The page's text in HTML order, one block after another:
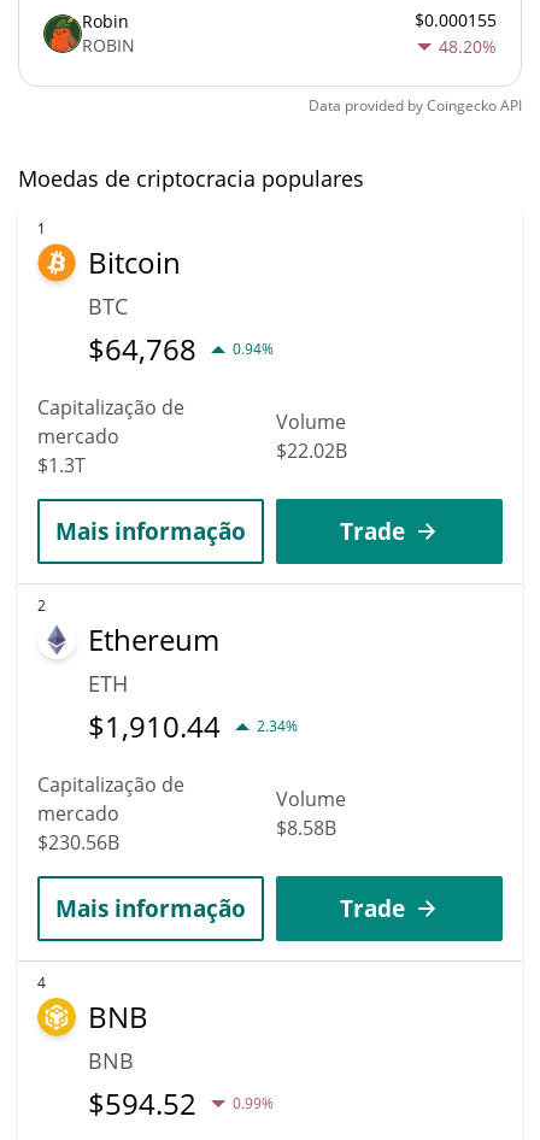
Robin
ROBIN
$0.000155
48.20%
Data provided byCoingeckoAPI
Moedas de criptocracia populares
1
Bitcoin
BTC
$64,768 0.94%
Capitalização de
mercado
$1.3T
Volume
$22.02B
Mais informação Trade
2
Ethereum
ETH
$1,910.44 2.34%
Capitalização de
mercado
$230.56B
Volume
$8.58B
Mais informação Trade
4
BNB
BNB
$594.52 0.99%